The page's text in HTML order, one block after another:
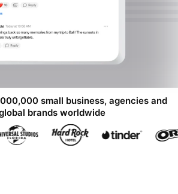
small business, agencies and
brands worldwide